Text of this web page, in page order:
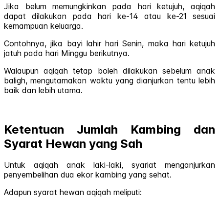
Jika belum memungkinkan pada hari ketujuh, aqiqah
dapat dilakukan pada hari ke-14 atau ke-21 sesuai
kemampuan keluarga.
Contohnya, jika bayi lahir hari Senin, maka hari ketujuh
jatuh pada hari Minggu berikutnya.
Walaupun aqiqah tetap boleh dilakukan sebelum anak
baligh, mengutamakan waktu yang dianjurkan tentu lebih
baik dan lebih utama.
Ketentuan Jumlah Kambing dan
Syarat Hewan yang Sah
Untuk aqiqah anak laki-laki, syariat menganjurkan
penyembelihan dua ekor kambing yang sehat.
Adapun syarat hewan aqiqah meliputi: